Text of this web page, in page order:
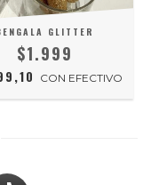
GLITTER
$1.999
CON EFECTIVO